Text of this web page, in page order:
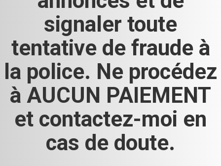
signaler toute
tentative de fraude à
la police. Ne procédez
à AUCUN PAIEMENT
et contactez-moi en
cas de doute.